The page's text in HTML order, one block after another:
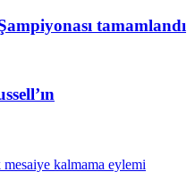
tamamlandı